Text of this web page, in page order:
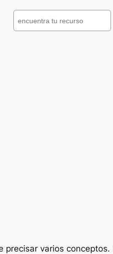
Buscar
varios conceptos.